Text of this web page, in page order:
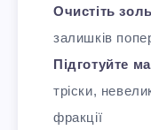
Очистіть
залишків
Підготуйте
тріски,
фракції